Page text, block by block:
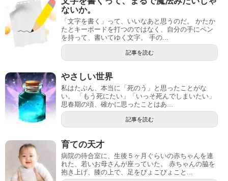
ないか。
「文字を書く」って、いいなあと思うのだ。 かたか
たとキーボードを打つのではなく、自分の手にペン
を持って、書いてゆく文字。 手の...
記事を読む
やさしい世界
私はたぶん、本当に「死のう」と思ったことがな
い。 「もう死にたい」「いっそ死んでしまいたい」
思春期の頃、確かに思ったことはあ...
記事を読む
育ての天才
病院の待合室に、生後５ヶ月ぐらいの赤ちゃんを連
れた、若いお母さんが座っていた。 赤ちゃんの脇を
抱き上げ、膝の上で、足をぴょこぴょこと...